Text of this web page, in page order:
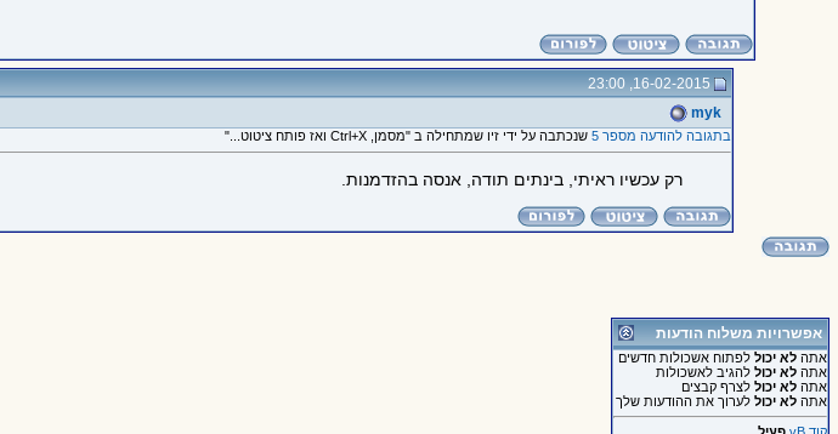
16-02-2015, 23:00
myk
בתגובה להודעה מספר 5
שנכתבה על ידי זיו שמתחילה ב "מסמן, Ctrl+X ואז פותח ציטוט..."
רק עכשיו ראיתי, בינתים תודה, אנסה בהזדמנות.
אפשרויות משלוח הודעות
אתה לא יכוללפתוח אשכולות חדשים
אתה לא יכוללהגיב לאשכולות
אתה לא יכוללצרף קבצים
אתה לא יכוללערוך את ההודעות שלך